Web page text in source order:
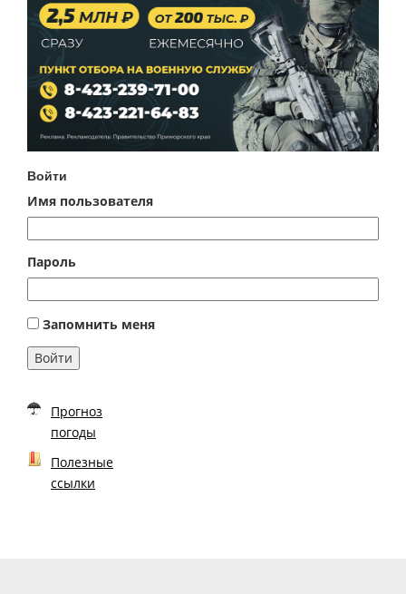
Войти
Имя пользователя
Пароль
Запомнить меня
Войти
Прогноз
погоды
Полезные
ссылки